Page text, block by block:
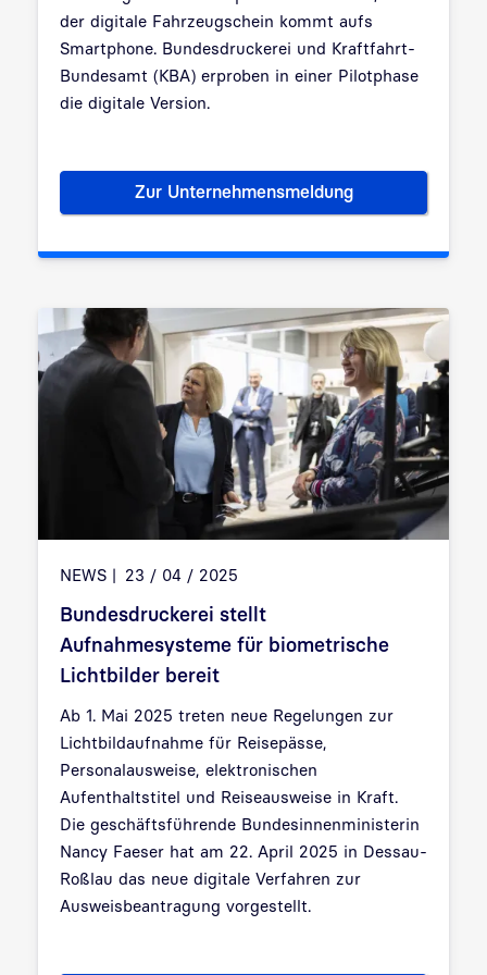
der digitale Fahrzeugschein kommt aufs
Smartphone. Bundesdruckerei und Kraftfahrt-
Bundesamt (KBA) erproben in einer Pilotphase
die digitale Version.
Zur Unternehmensmeldung
Digitaler Fahrzeugschein
NEWS 23 / 04 / 2025
Bundesdruckerei stellt
Aufnahmesysteme für biometrische
Lichtbilder bereit
Ab 1. Mai 2025 treten neue Regelungen zur
Lichtbildaufnahme für Reisepässe,
Personalausweise, elektronischen
Aufenthaltstitel und Reiseausweise in Kraft.
Die geschäftsführende Bundesinnenministerin
Nancy Faeser hat am 22. April 2025 in Dessau-
Roßlau das neue digitale Verfahren zur
Ausweisbeantragung vorgestellt.